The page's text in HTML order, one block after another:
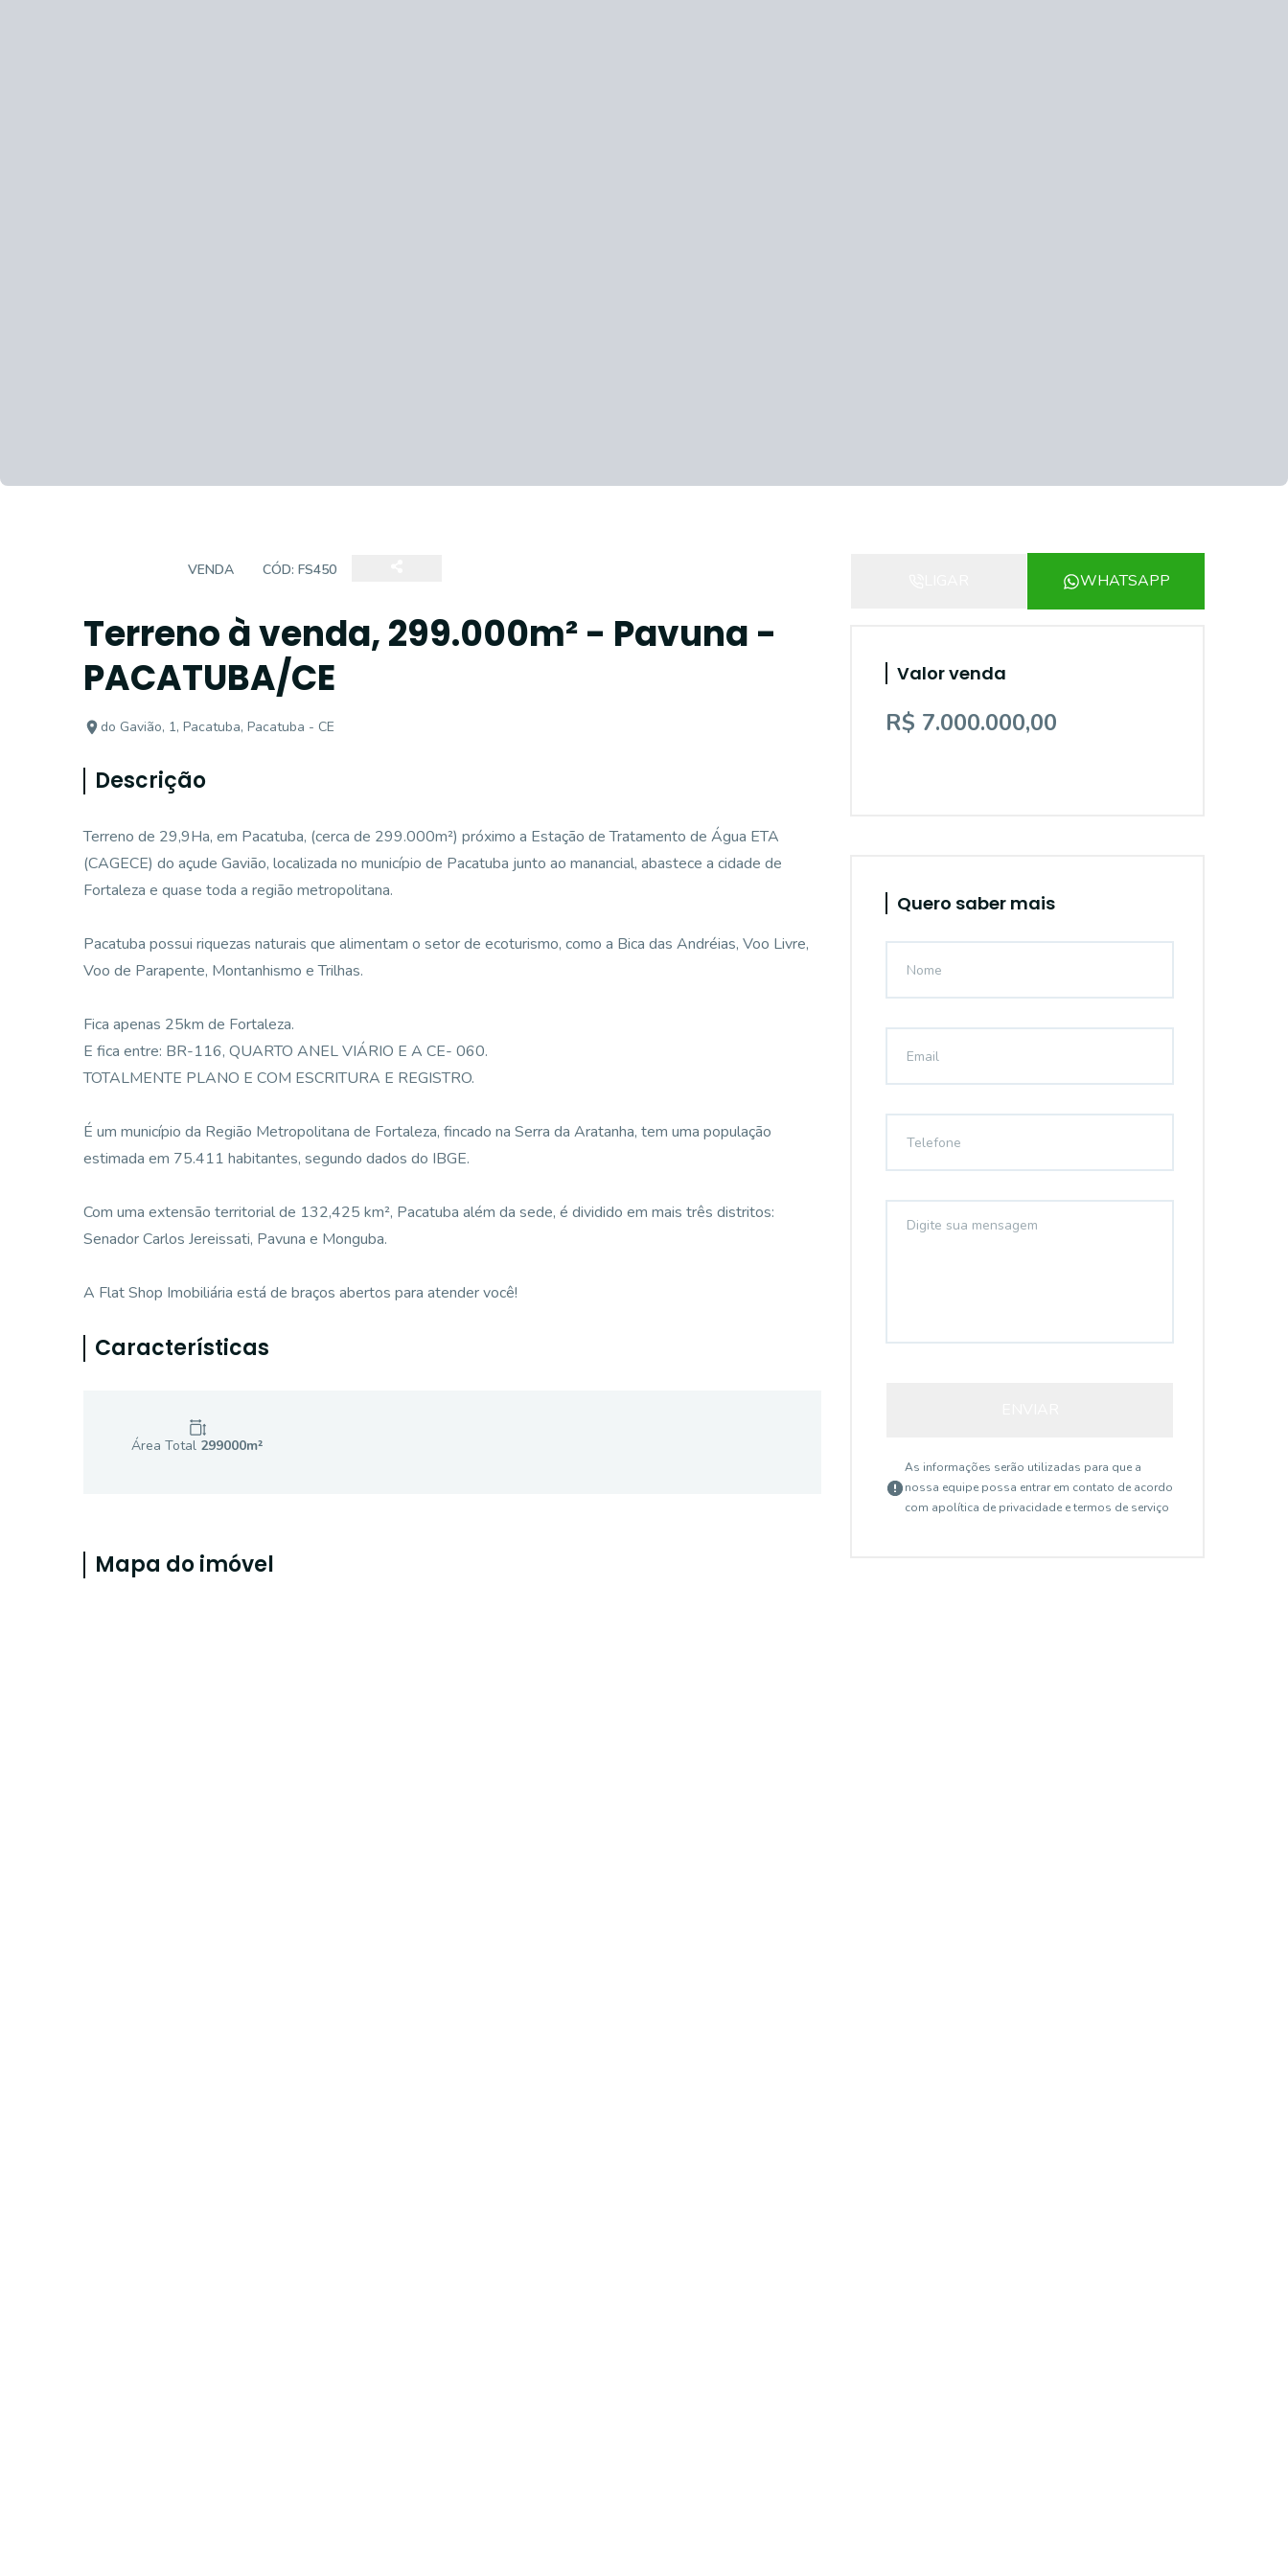
VENDA CÓD: FS450
Terreno à venda, 299.000m² - Pavuna -
PACATUBA/CE
do Gavião, 1, Pacatuba, Pacatuba - CE
Descrição
Terreno de 29,9Ha, em Pacatuba, (cerca de 299.000m²) próximo a Estação de Tratamento de Água ETA
(CAGECE) do açude Gavião, localizada no município de Pacatuba junto ao manancial, abastece a cidade de
Fortaleza e quase toda a região metropolitana.
Pacatuba possui riquezas naturais que alimentam o setor de ecoturismo, como a Bica das Andréias, Voo Livre,
Voo de Parapente, Montanhismo e Trilhas.
Fica apenas 25km de Fortaleza.
E fica entre: BR-116, QUARTO ANEL VIÁRIO E A CE- 060.
TOTALMENTE PLANO E COM ESCRITURA E REGISTRO.
É um município da Região Metropolitana de Fortaleza, fincado na Serra da Aratanha, tem uma população
estimada em 75.411 habitantes, segundo dados do IBGE.
Com uma extensão territorial de 132,425 km², Pacatuba além da sede, é dividido em mais três distritos:
Senador Carlos Jereissati, Pavuna e Monguba.
A Flat Shop Imobiliária está de braços abertos para atender você!
Características
Área Total 299000m²
Mapa do imóvel
WHATSAPP
Valor venda
R$ 7.000.000,00
Quero saber mais
As informações serão utilizadas para que a
nossa equipe possa entrar em contato de acordo
com apolítica de privacidade e termos de serviço